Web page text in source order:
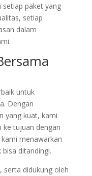
setiap paket yang
setiap
dalam
untuk
Dengan
yang kuat, kami
ke tujuan dengan
menawarkan
ditandingi.
serta didukung oleh